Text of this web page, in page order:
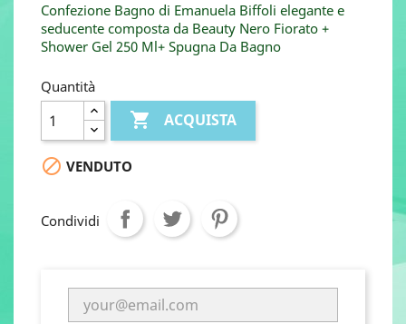
Confezione Bagno di Emanuela Biffoli elegante e
seducente composta da Beauty Nero Fiorato +
Shower Gel 250 Ml+ Spugna Da Bagno
Quantità
 ACQUISTA
 VENDUTO
Condividi